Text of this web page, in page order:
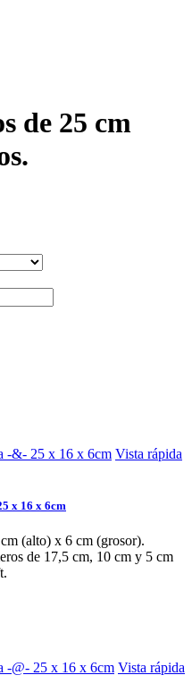
de 25 cm
Vista rápida
x 16 x 6cm
(alto) x 6 cm (grosor).
de 17,5 cm, 10 cm y 5 cm
Vista rápida